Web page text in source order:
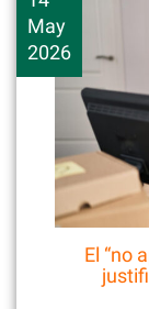
May
2026
El “no